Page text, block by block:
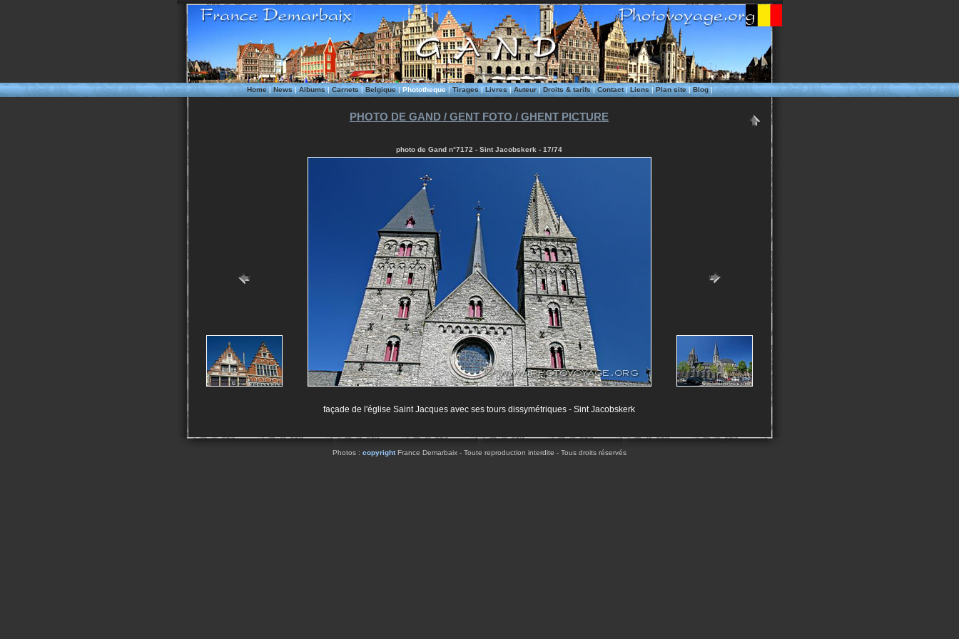
Home|News| Albums| Carnets|Belgique|Phototheque|Tirages|Livres|Auteur|Droits & tarifs|Contact|Liens|Plan site|Blog|
PHOTO DE GAND / GENT FOTO / GHENT PICTURE
photo de Gand n°7172 - Sint Jacobskerk - 17/74
façade de l'église Saint Jacques avec ses tours dissymétriques - Sint Jacobskerk
Photos : copyrightFrance Demarbaix - Toute reproduction interdite - Tous droits réservés